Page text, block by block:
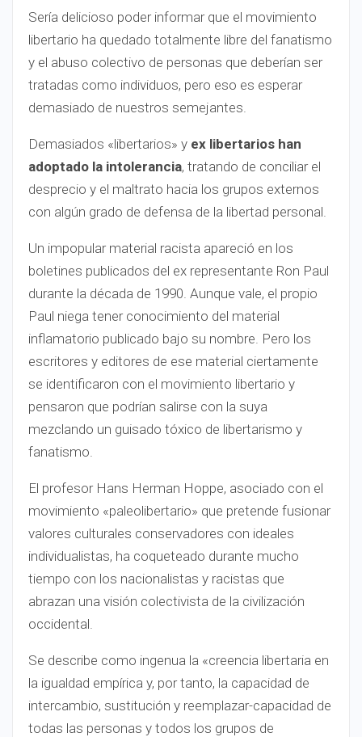
Sería delicioso poder informar que el movimiento
libertario ha quedado totalmente libre del fanatismo
y el abuso colectivo de personas que deberían ser
tratadas como individuos, pero eso es esperar
demasiado de nuestros semejantes.
Demasiados «libertarios» y ex libertarios han
adoptado la intolerancia, tratando de conciliar el
desprecio y el maltrato hacia los grupos externos
con algún grado de defensa de la libertad personal.
Un impopular material racista apareció en los
boletines publicados del ex representante Ron Paul
durante la década de 1990. Aunque vale, el propio
Paul niega tener conocimiento del material
inflamatorio publicado bajo su nombre. Pero los
escritores y editores de ese material ciertamente
se identificaron con el movimiento libertario y
pensaron que podrían salirse con la suya
mezclando un guisado tóxico de libertarismo y
fanatismo.
El profesor Hans Herman Hoppe, asociado con el
movimiento «paleolibertario» que pretende fusionar
valores culturales conservadores con ideales
individualistas, ha coqueteado durante mucho
tiempo con los nacionalistas y racistas que
abrazan una visión colectivista de la civilización
occidental.
Se describe como ingenua la «creencia libertaria en
la igualdad empírica y, por tanto, la capacidad de
intercambio, sustitución y reemplazar-capacidad de
todas las personas y todos los grupos de